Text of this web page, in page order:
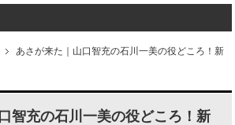
あさが来た｜山口智充の石川一美の役どころ！新
智充の石川一美の役どころ！新